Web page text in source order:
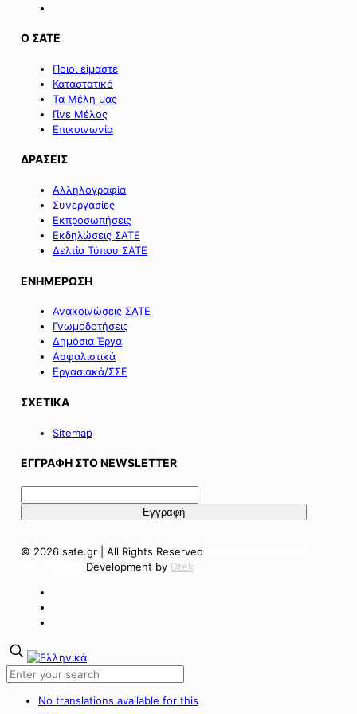
Ο ΣΑΤΕ
Ποιοι είμαστε
Καταστατικό
Τα Μέλη μας
Γίνε Μέλος
Επικοινωνία
ΔΡΑΣΕΙΣ
Αλληλογραφία
Συνεργασίες
Εκπροσωπήσεις
Εκδηλώσεις ΣΑΤΕ
Δελτία Τύπου ΣΑΤΕ
ΕΝΗΜΕΡΩΣΗ
Ανακοινώσεις ΣΑΤΕ
Γνωμοδοτήσεις
Δημόσια Έργα
Ασφαλιστικά
Εργασιακά/ΣΣΕ
ΣΧΕΤΙΚΑ
Sitemap
ΕΓΓΡΑΦΗ ΣΤΟ NEWSLETTER
© 2026 sate.gr | All Rights Reserved
Development by Dtek
No translations available for this